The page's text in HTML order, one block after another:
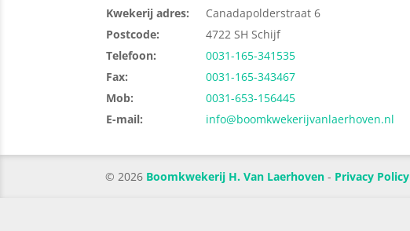
Kwekerij adres:
Canadapolderstraat 6
Postcode:
4722 SH Schijf
Telefoon:
0031-165-341535
Fax:
0031-165-343467
Mob:
0031-653-156445
E-mail:
info@boomkwekerijvanlaerhoven.nl
© 2026 Boomkwekerij H. Van Laerhoven - Privacy Policy